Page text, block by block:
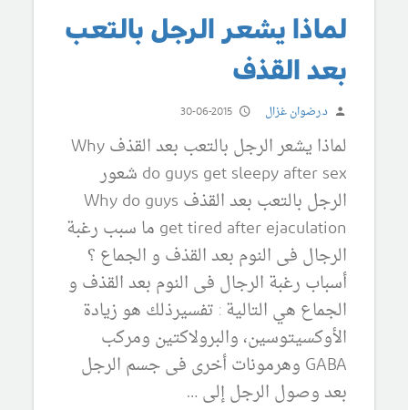
لماذا يشعر الرجل بالتعب
بعد القذف
د.رضوان غزال 30-06-2015
لماذا يشعر الرجل بالتعب بعد القذف Why
do guys get sleepy after sex شعور
الرجل بالتعب بعد القذف Why do guys
get tired after ejaculation ما سبب رغبة
الرجال فى النوم بعد القذف و الجماع ؟
أسباب رغبة الرجال فى النوم بعد القذف و
الجماع هي التالية : تفسيرذلك هو زيادة
الأوكسيتوسين، والبرولاكتين ومركب
GABA وهرمونات أخرى فى جسم الرجل
بعد وصول الرجل إلى …